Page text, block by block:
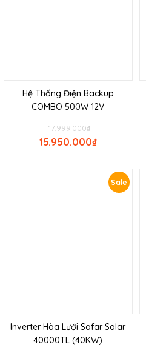
Hệ Thống Điện Backup
COMBO 500W 12V
₫
17.999.000
₫
15.950.000
Sale
Inverter Hòa Lưới Sofar Solar
40000TL (40KW)